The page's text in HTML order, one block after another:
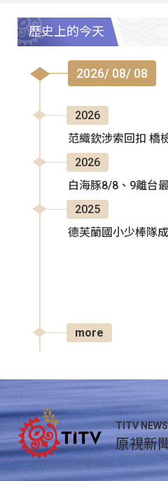
歷史上的今天
2026/ 08/ 08
2026
范織欽涉索回扣 橋
2026
白海豚8/8、9離台
2025
德芙蘭國小少棒隊
more
TITV NEWS
原視新